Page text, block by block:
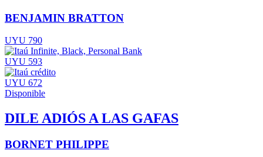
BENJAMIN BRATTON
UYU 790
UYU 593
UYU 672
Disponible
DILE ADIÓS A LAS GAFAS
BORNET PHILIPPE